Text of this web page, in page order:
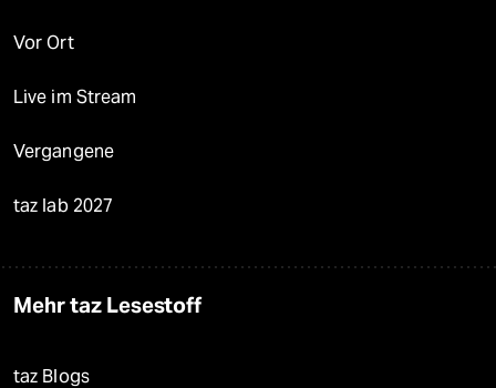
Vor Ort
Live im Stream
Vergangene
taz lab 2027
Mehr taz Lesestoff
taz Blogs